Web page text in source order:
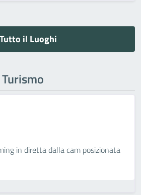
Tutto il Luoghi
in diretta dalla cam posizionata